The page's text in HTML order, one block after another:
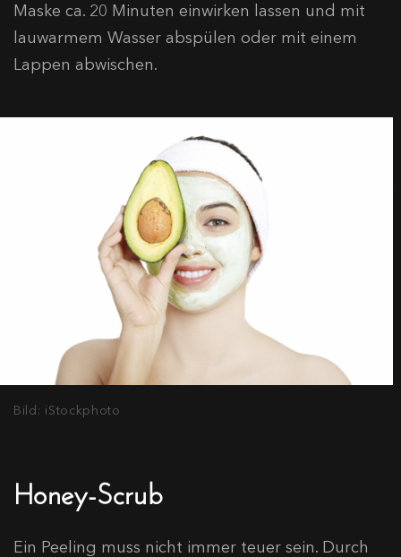
Maske ca. 20 Minuten einwirken lassen und mit
lauwarmem Wasser abspülen oder mit einem
Lappen abwischen.
Bild: iStockphoto
Honey-Scrub
Ein Peeling muss nicht immer teuer sein. Durch